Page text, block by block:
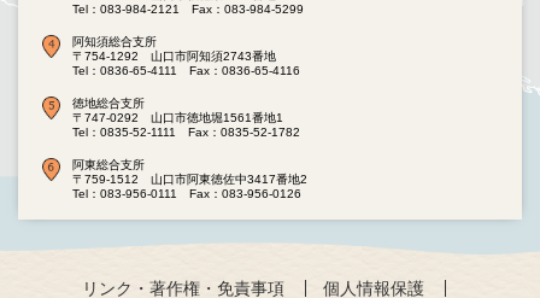
Tel：083-984-2121
Fax：083-984-5299
阿知須総合支所
〒754-1292 山口市阿知須2743番地
Tel：0836-65-4111
Fax：0836-65-4116
徳地総合支所
〒747-0292 山口市徳地堀1561番地1
Tel：0835-52-1111
Fax：0835-52-1782
阿東総合支所
〒759-1512 山口市阿東徳佐中3417番地2
Tel：083-956-0111
Fax：083-956-0126
リンク・著作権・免責事項 個人情報保護